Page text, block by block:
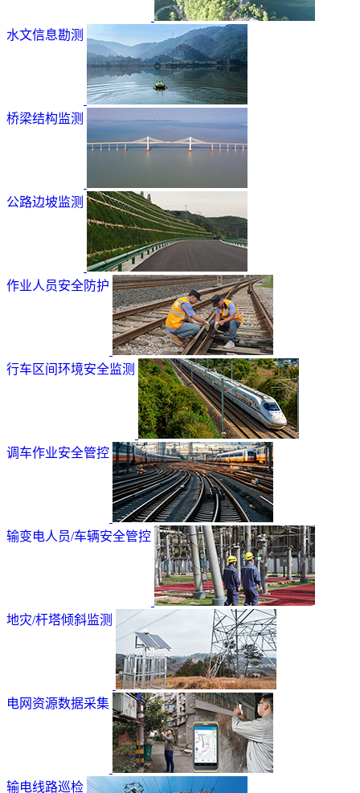
水文信息勘测
桥梁结构监测
公路边坡监测
作业人员安全防护
行车区间环境安全监测
调车作业安全管控
输变电人员/车辆安全管控
地灾/杆塔倾斜监测
电网资源数据采集
输电线路巡检